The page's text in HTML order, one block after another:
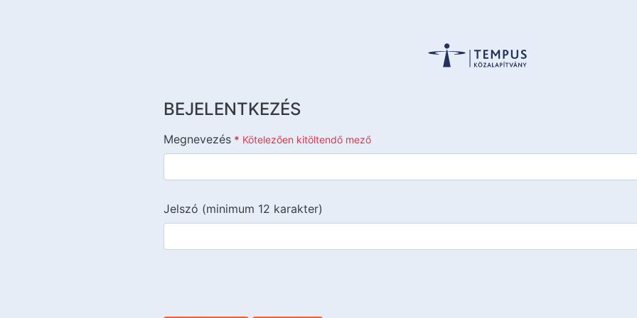
BEJELENTKEZÉS
Megnevezés * Kötelezően kitöltendő mező
Jelszó (minimum 12 karakter)